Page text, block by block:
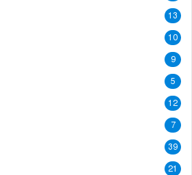
13
10
9
5
12
7
39
21